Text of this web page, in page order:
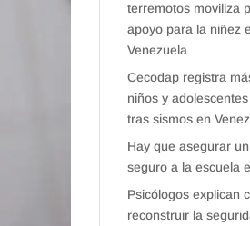
terremotos moviliza
apoyo para la niñez
Venezuela
Cecodap registra
niños y
tras sismos en
Hay que asegurar
seguro a la escuela
Psicólogos explican
reconstruir la